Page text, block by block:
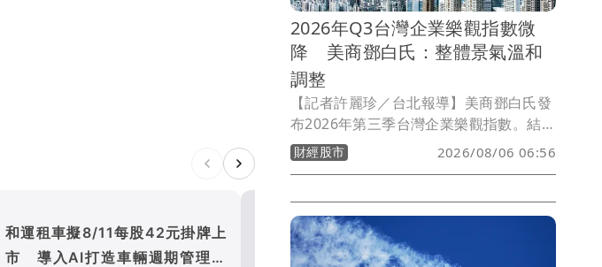
和運租車擬8/11每股42元掛牌上
市 導入AI打造車輛週期管理模
降 美商鄧白氏：整體景氣
2026年Q3台灣企業樂觀指數微
降 美商鄧白氏：整體景氣溫和
調整
【記者許麗珍／台北報導】美商鄧白氏發
布2026年第三季台灣企業樂觀指數。結果
顯示，本季企業樂觀指數為 107，較前一
季微幅下降0.8%，但較去年同期成長
售、訂單與雇用意向轉趨保守，但企業對
獲利與投資的態度仍相對穩健，顯示整體
景氣屬於溫和調整，而非全面性走弱。
財經股市 2026/08/06 06:56